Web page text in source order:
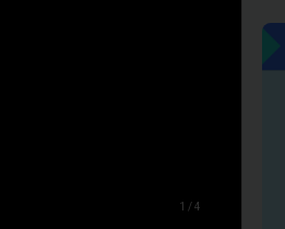
1 / 4